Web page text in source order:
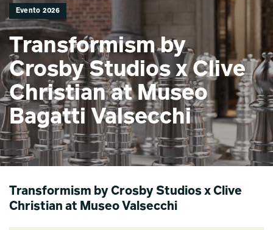
Evento 2026
Transformism by
Crosby Studios x Clive
Christian at Museo
Bagatti Valsecchi
Transformism by Crosby Studios x Clive
Christian at Museo Valsecchi